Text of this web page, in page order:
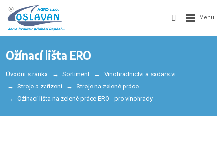
Ožínací lišta ERO
Úvodní stránka Sortiment
Vinohradnictví a sadařství
Stroje a zařízení
Stroje na zelené práce
Ožínací lišta na zelené práce ERO - pro vinohrady